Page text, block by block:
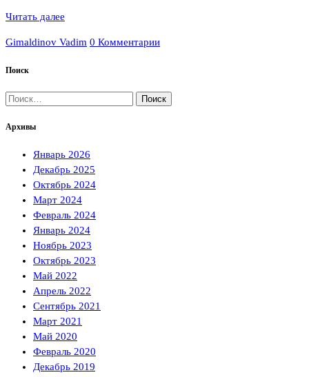
Читать далее
Gimaldinov Vadim 0 Комментарии
Поиск
Найти:
Архивы
Январь 2026
Декабрь 2025
Октябрь 2024
Март 2024
Февраль 2024
Январь 2024
Ноябрь 2023
Октябрь 2023
Май 2022
Апрель 2022
Сентябрь 2021
Март 2021
Май 2020
Февраль 2020
Декабрь 2019